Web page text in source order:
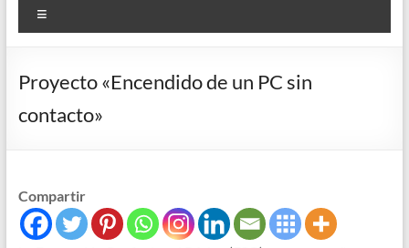
Proyecto «Encendido de un PC sin
contacto»
Compartir